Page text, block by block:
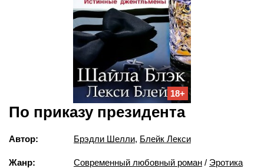
18+
По приказу президента
Автор: Брэдли Шелли, Блейк Лекси
Жанр: Современный любовный роман / Эротика